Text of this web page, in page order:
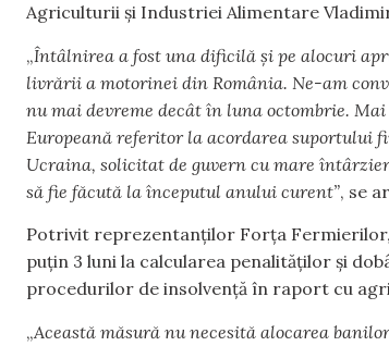
Agriculturii și Industriei Alimentare
„Întâlnirea a fost una dificilă și pe alocuri
livrării a motorinei din România. Ne-am
nu mai devreme decât în luna octombrie.
Europeană referitor la acordarea suportului
Ucraina, solicitat de guvern cu mare
să fie făcută la începutul anului curent”, se
Potrivit reprezentanților Forța
puțin 3 luni la calcularea penalităților și
procedurilor de insolvență în raport cu
„Această măsură nu necesită alocarea